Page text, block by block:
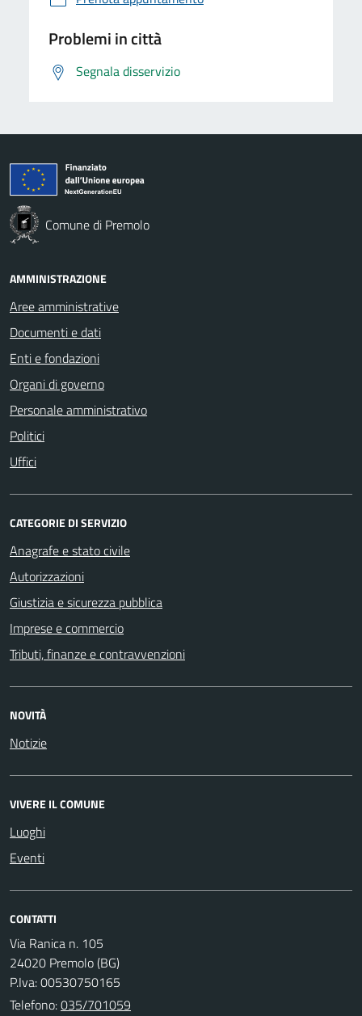
Problemi in città
Segnala disservizio
Comune di Premolo
AMMINISTRAZIONE
Aree amministrative
Documenti e dati
Enti e fondazioni
Organi di governo
Personale amministrativo
Politici
Uffici
CATEGORIE DI SERVIZIO
Anagrafe e stato civile
Autorizzazioni
Giustizia e sicurezza pubblica
Imprese e commercio
Tributi, finanze e contravvenzioni
NOVITÀ
Notizie
VIVERE IL COMUNE
Luoghi
Eventi
CONTATTI
Via Ranica n. 105
24020 Premolo (BG)
P.Iva: 00530750165
Telefono:035/701059